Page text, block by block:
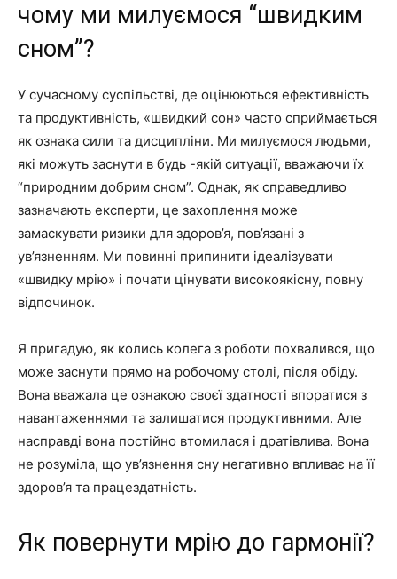
чому ми милуємося “швидким
сном”?
У сучасному суспільстві, де оцінюються ефективність
та продуктивність, «швидкий сон» часто сприймається
як ознака сили та дисципліни. Ми милуємося людьми,
які можуть заснути в будь -якій ситуації, вважаючи їх
“природним добрим сном”. Однак, як справедливо
зазначають експерти, це захоплення може
замаскувати ризики для здоров’я, пов’язані з
ув’язненням. Ми повинні припинити ідеалізувати
«швидку мрію» і почати цінувати високоякісну, повну
відпочинок.
Я пригадую, як колись колега з роботи похвалився, що
може заснути прямо на робочому столі, після обіду.
Вона вважала це ознакою своєї здатності впоратися з
навантаженнями та залишатися продуктивними. Але
насправді вона постійно втомилася і дратівлива. Вона
не розуміла, що ув’язнення сну негативно впливає на її
здоров’я та працездатність.
Як повернути мрію до гармонії?